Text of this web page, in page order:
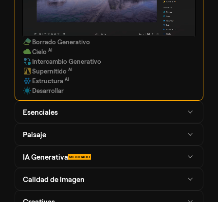
Borrado Generativo
Cielo AI
Intercambio Generativo
Supernítido AI
Estructura AI
Desarrollar
Esenciales
Paisaje
IA Generativa MEJORADO
Calidad de Imagen